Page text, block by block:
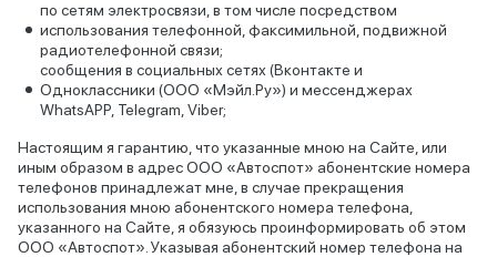
по сетям электросвязи, в том числе посредством
использования телефонной, факсимильной, подвижной
радиотелефонной связи;
сообщения в социальных сетях (Вконтакте и
Одноклассники (ООО «Мэйл.Ру») и мессенджерах
WhatsAPP, Telegram, Viber;
Настоящим я гарантию, что указанные мною на Сайте, или
иным образом в адрес ООО «Автоспот» абонентские номера
телефонов принадлежат мне, в случае прекращения
использования мною абонентского номера телефона,
указанного на Сайте, я обязуюсь проинформировать об этом
ООО «Автоспот». Указывая абонентский номер телефона на